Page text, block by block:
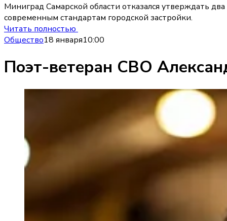
Миниград Самарской области отказался утверждать
современным стандартам городской застройки.
Читать полностью
Общество18 января10:00
Поэт-ветеран СВО